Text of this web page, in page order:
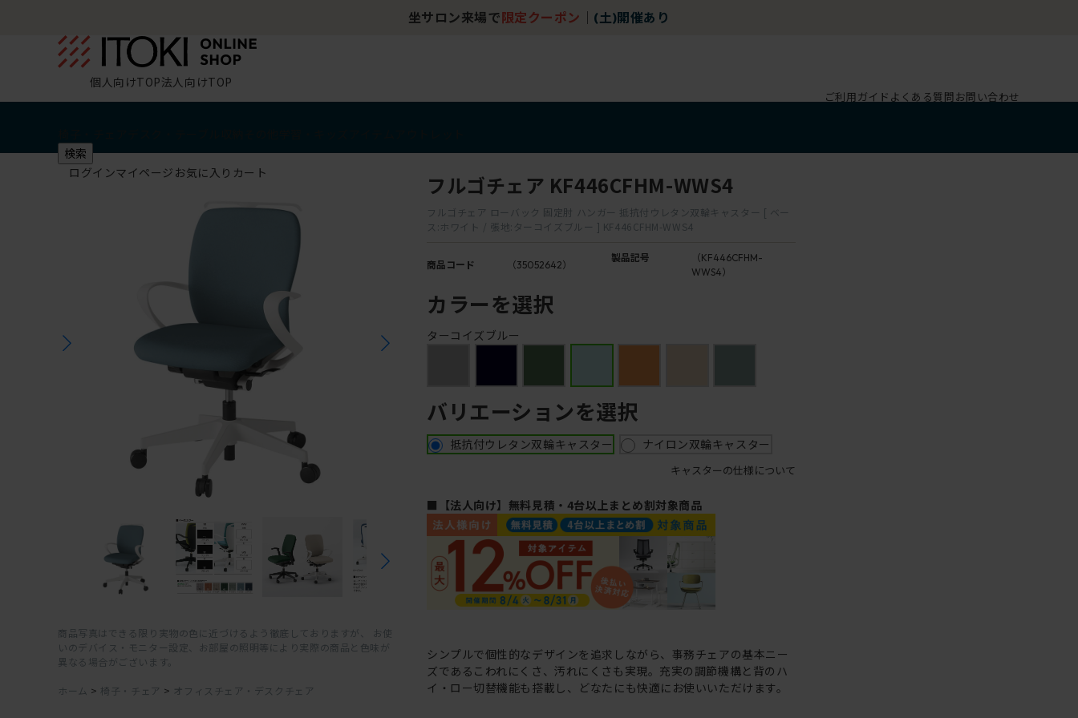
坐サロン来場で 限定クーポン (土)開催あり
個人向けTOP法人向けTOP
ご利用ガイド よくある質問お問い合わせ
検索
ログインマイページ お気に入り カート
商品写真はできる限り実物の色に近づけるよう徹底しておりますが、 お使
いのデバイス・モニター設定、お部屋の照明等により実際の商品と色味が
異なる場合がございます。
ホーム > 椅子・チェア > オフィスチェア・デスクチェア
フルゴチェア KF446CFHM-WWS4
フルゴチェア ローバック 固定肘 ハンガー 抵抗付ウレタン双輪キャスター [ ベー
ス:ホワイト / 張地:ターコイズブルー ] KF446CFHM-WWS4
商品コード （35052642）
製品記号
（KF446CFHM-
WWS4）
カラーを選択
ターコイズブルー
バリエーションを選択
抵抗付ウレタン双輪キャスター ナイロン双輪キャスター
キャスターの仕様について
■【法人向け】無料見積・4台以上まとめ割対象商品
シンプルで個性的なデザインを追求しながら、事務チェアの基本ニー
ズであるこわれにくさ、汚れにくさも実現。充実の調節機構と背のハ
イ・ロー切替機能も搭載し、どなたにも快適にお使いいただけます。